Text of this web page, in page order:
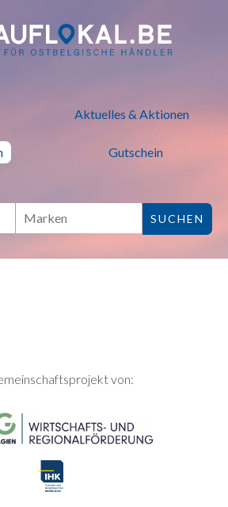
- Bei lokalen
Aktuelles & Aktionen
Gutschein
von: